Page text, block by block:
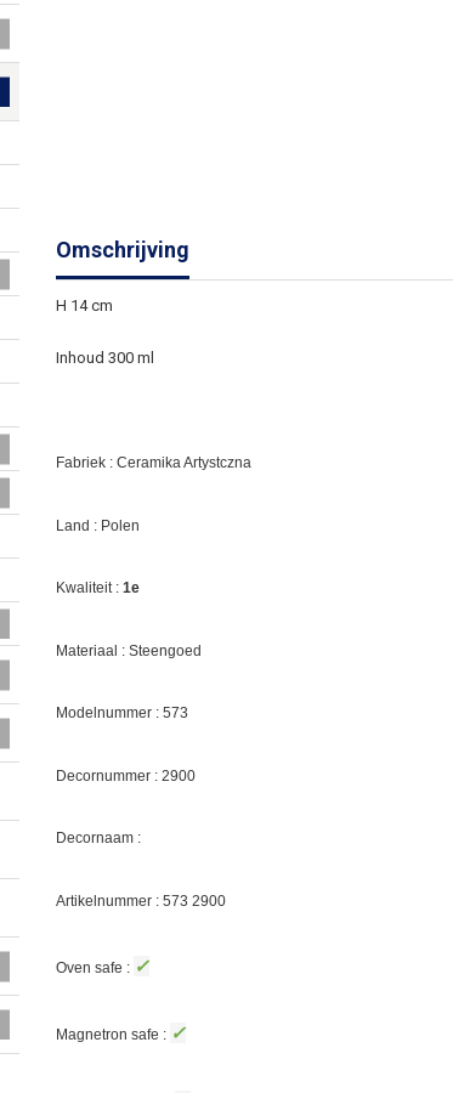
Omschrijving
H 14 cm
Inhoud 300 ml
Fabriek : Ceramika Artystczna
Land : Polen
Kwaliteit : 1e
Materiaal : Steengoed
Modelnummer : 573
Decornummer : 2900
Decornaam :
Artikelnummer : 573 2900
Oven safe : ✓
Magnetron safe : ✓